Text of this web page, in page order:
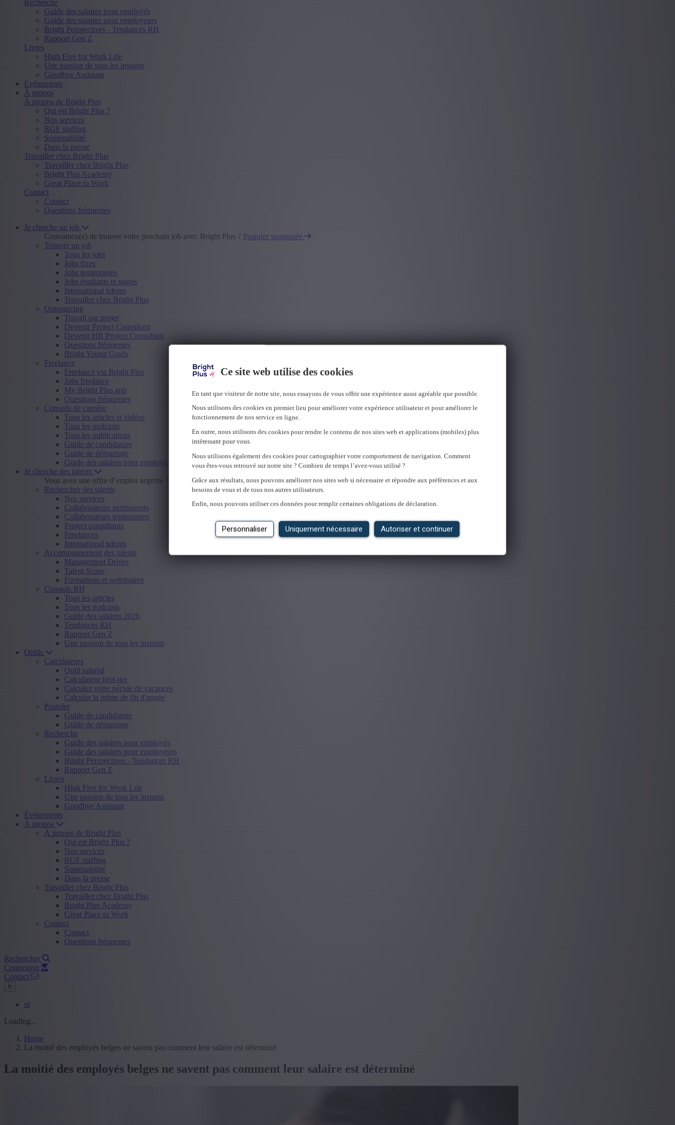
Ce site web utilise des cookies
En tant que visiteur de notre site, nous essayons de vous offrir une expérience aussi agréable que possible.
Nous utilisons des cookies en premier lieu pour améliorer votre expérience utilisateur et pour améliorer le
fonctionnement de nos service en ligne.
En outre, nous utilisons des cookies pour rendre le contenu de nos sites web et applications (mobiles) plus
intéressant pour vous.
Nous utilisons également des cookies pour cartographier votre comportement de navigation. Comment
vous êtes-vous retrouvé sur notre site ? Combien de temps l’avez-vous utilisé ?
Grâce aux résultats, nous pouvons améliorer nos sites web si nécessaire et répondre aux préférences et aux
besoins de vous et de tous nos autres utilisateurs.
Enfin, nous pouvons utiliser ces données pour remplir certaines obligations de déclaration.
Personnaliser Uniquement nécessaire Autoriser et continuer
Recherche
Guide des salaires pour employés
Guide des salaires pour employeurs
Bright Perspectives - Tendances RH
Rapport Gen Z
Livres
High Five for Work Life
Une passion de tous les instants
Goodbye Assistant
Événements
À propos
À propos de Bright Plus
Qui est Bright Plus ?
Nos services
RGF staffing
Soutenabilité
Dans la presse
Travailler chez Bright Plus
Travailler chez Bright Plus
Bright Plus Academy
Great Place to Work
Contact
Contact
Questions fréquentes
Je cherche un job
Convaincu(e) de trouver votre prochain job avec Bright Plus ? Postuler spontanée
Trouver un job
Tous les jobs
Jobs fixes
Jobs temporaires
Jobs étudiants et stages
International talents
Travailler chez Bright Plus
Outsourcing
Travail par projet
Devenir Project Consultant
Devenir HR Project Consultant
Questions fréquentes
Bright Young Grads
Freelance
Freelance via Bright Plus
Jobs freelance
My Bright Plus app
Questions fréquentes
Conseils de carrière
Tous les articles et vidéos
Tous les podcasts
Tous les publications
Guide de candidature
Guide de démarrage
Guide des salaires pour employés
Je cherche des talents
Vous avez une offre d’emploi urgente ?
Envoyer offre d'emploi
Rechercher des talents
Nos services
Collaborateurs permanents
Collaborateurs temporaires
Project consultants
Freelances
International talents
Accompagnement des talents
Management Drives
Talent Scans
Formations et webinaires
Conseils RH
Tous les articles
Tous les podcasts
Guide des salaires 2026
Tendances RH
Rapport Gen Z
Une passion de tous les instants
Outils
Calculateurs
Outil salarial
Calculateur brut-net
Calculez votre pécule de vacances
Calculer la prime de fin d'année
Postuler
Guide de candidature
Guide de démarrage
Recherche
Guide des salaires pour employés
Guide des salaires pour employeurs
Bright Perspectives - Tendances RH
Rapport Gen Z
Livres
High Five for Work Life
Une passion de tous les instants
Goodbye Assistant
Événements
À propos
À propos de Bright Plus
Qui est Bright Plus ?
Nos services
RGF staffing
Soutenabilité
Dans la presse
Travailler chez Bright Plus
Travailler chez Bright Plus
Bright Plus Academy
Great Place to Work
Contact
Contact
Questions fréquentes
Rechercher
Connexion
Contact
fr
nl
Loading...
Home
La moitié des employés belges ne savent pas comment leur salaire est déterminé
La moitié des employés belges ne savent pas comment leur salaire est déterminé